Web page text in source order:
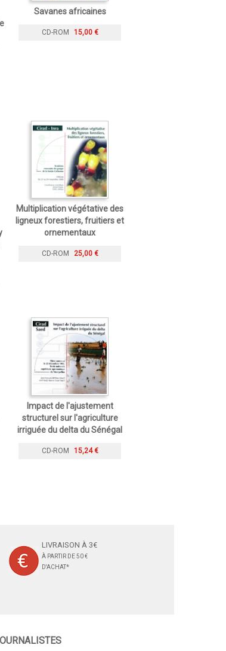
Savanes africaines
CD-ROM 15,00 €
Multiplication végétative des
ligneux forestiers, fruitiers et
ornementaux
CD-ROM 25,00 €
Impact de l'ajustement
structurel sur l'agriculture
irriguée du delta du Sénégal
CD-ROM 15,24 €
LIVRAISON À 3€
À PARTIR DE 50 €
D'ACHAT*